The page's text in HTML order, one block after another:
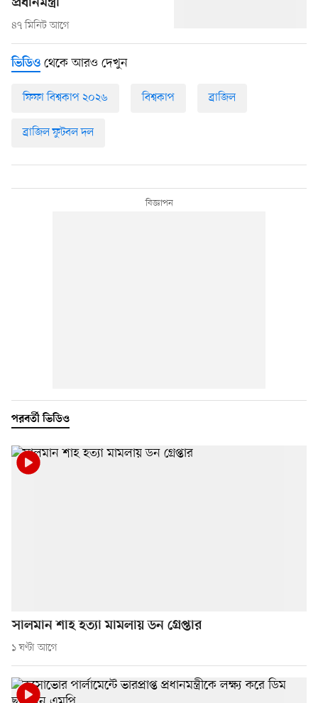
প্রধানমন্ত্রী
৪৭ মিনিট আগে
ভিডিও থেকে আরও দেখুন
ফিফা বিশ্বকাপ ২০২৬ বিশ্বকাপ ব্রাজিল
ব্রাজিল ফুটবল দল
পরবর্তী ভিডিও
সালমান শাহ হত্যা মামলায় ডন গ্রেপ্তার
১ ঘণ্টা আগে